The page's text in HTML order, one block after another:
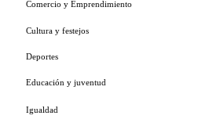
Comercio y Emprendimiento
Cultura y festejos
Deportes
Educación y juventud
Igualdad